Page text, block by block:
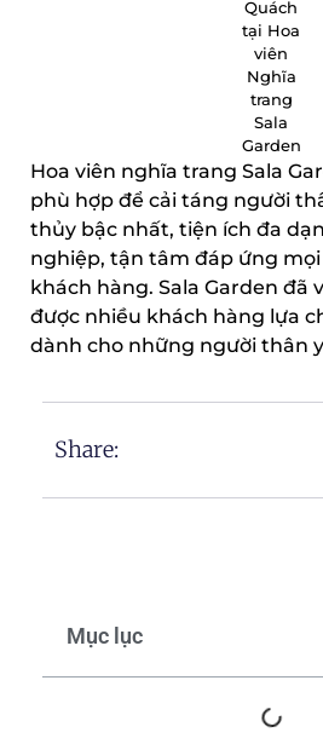
Quách
tại Hoa
viên
Nghĩa
trang
Sala
Garden
Hoa viên nghĩa trang Sala
phù hợp để cải táng người
thủy bậc nhất, tiện ích đa
nghiệp, tận tâm đáp ứng
khách hàng. Sala Garden đã
được nhiều khách hàng lựa
dành cho những người thân
Share:
Mục lục